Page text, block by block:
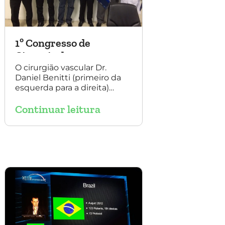
1º Congresso de
Cirurgia da
Universidade Santo
Amaro
O cirurgião vascular Dr.
Daniel Benitti (primeiro da
esquerda para a direita)
de Cirurgia da Universidade
casos de cirurgia
Amato e do Dr. Adnam
Neser.
Continuar leitura